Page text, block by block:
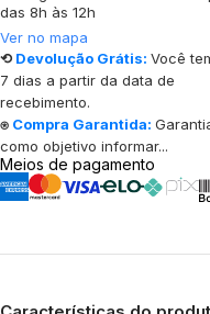
das 8h às 12h
Ver no mapa
⟲ Devolução Grátis: Você
7 dias a partir da data de
recebimento.
⍟ Compra Garantida:
como objetivo informar...
Meios de pagamento